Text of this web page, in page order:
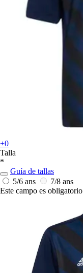
+0
Talla
*
Guía de tallas
5/6 ans
7/8 ans
Este campo es obligatorio